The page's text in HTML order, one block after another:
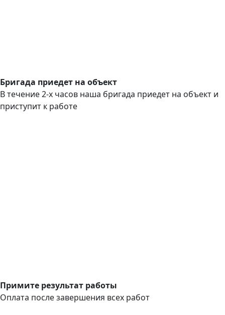
Бригада приедет на объект
В течение 2-х часов наша бригада приедет на объект и
приступит к работе
Примите результат работы
Оплата после завершения всех работ